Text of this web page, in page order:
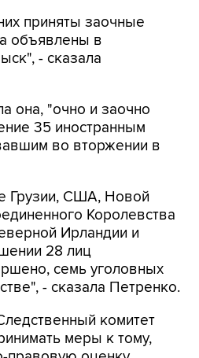
приняты заочные
объявлены в
- сказала
она, "очно и заочно
35 иностранным
во вторжении в
Грузии, США, Новой
Королевства
Ирландии и
28 лиц
семь уголовных
- сказала Петренко.
комитет
меры к тому,